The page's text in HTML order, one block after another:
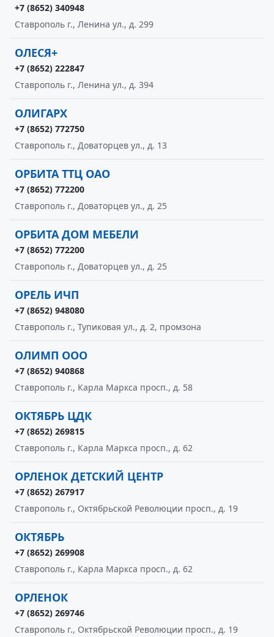
+7 (8652) 340948
Ставрополь г., Ленина ул., д. 299
ОЛЕСЯ+
+7 (8652) 222847
Ставрополь г., Ленина ул., д. 394
ОЛИГАРХ
+7 (8652) 772750
Ставрополь г., Доваторцев ул., д. 13
ОРБИТА ТТЦ ОАО
+7 (8652) 772200
Ставрополь г., Доваторцев ул., д. 25
ОРБИТА ДОМ МЕБЕЛИ
+7 (8652) 772200
Ставрополь г., Доваторцев ул., д. 25
ОРЕЛЬ ИЧП
+7 (8652) 948080
Ставрополь г., Тупиковая ул., д. 2, промзона
ОЛИМП ООО
+7 (8652) 940868
Ставрополь г., Карла Маркса просп., д. 58
ОКТЯБРЬ ЦДК
+7 (8652) 269815
Ставрополь г., Карла Маркса просп., д. 62
ОРЛЕНОК ДЕТСКИЙ ЦЕНТР
+7 (8652) 267917
Ставрополь г., Октябрьской Революции просп., д. 19
ОКТЯБРЬ
+7 (8652) 269908
Ставрополь г., Карла Маркса просп., д. 62
ОРЛЕНОК
+7 (8652) 269746
Ставрополь г., Октябрьской Революции просп., д. 19